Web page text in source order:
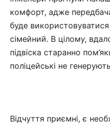
комфорт, адже
буде
сімейний. В цілому,
підвіска старанно
поліцейські не
Відчуття приємні, є